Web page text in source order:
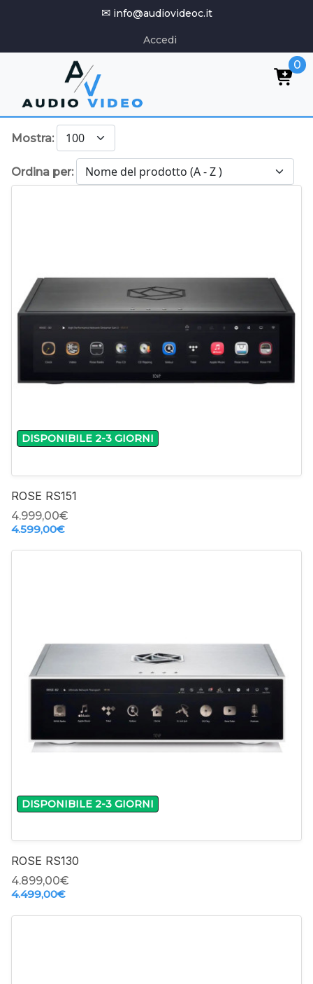
✉ info@audiovideoc.it
Accedi
0
Mostra:
Ordina per:
DISPONIBILE 2-3 GIORNI
ROSE RS151
4.999,00‎€
4.599,00‎€
DISPONIBILE 2-3 GIORNI
ROSE RS130
4.899,00‎€
4.499,00‎€